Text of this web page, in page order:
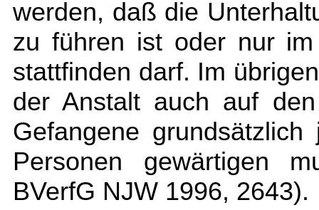
werden, daß die
zu führen ist oder nur
stattfinden darf. Im
der Anstalt auch auf
Gefangene
Personen gewärtigen
BVerfG NJW 1996, 2643).